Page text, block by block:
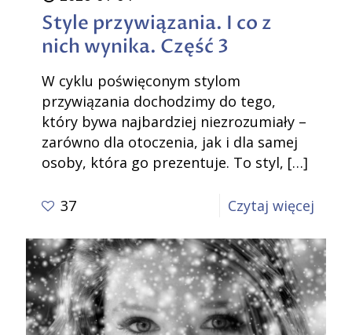
Style przywiązania. I co z
nich wynika. Część 3
W cyklu poświęconym stylom
przywiązania dochodzimy do tego,
który bywa najbardziej niezrozumiały –
zarówno dla otoczenia, jak i dla samej
osoby, która go prezentuje. To styl, […]
37 Czytaj więcej
I
co
z